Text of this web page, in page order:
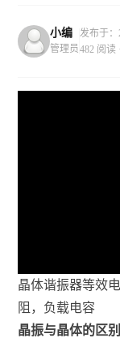
小编
管理员
发布于：
482 阅读
晶体谐振器等效
阻，负载电容
晶振与晶体的区别